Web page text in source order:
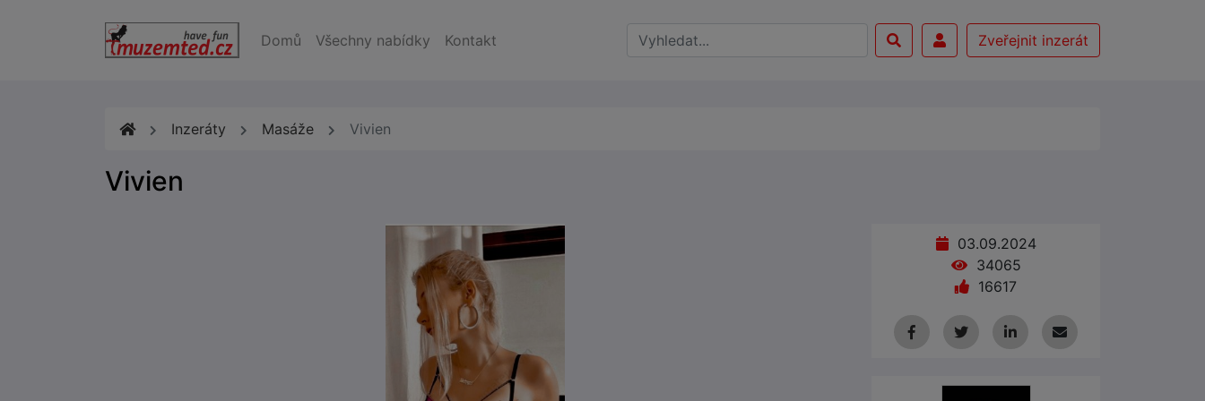
Domů Všechny nabídky Kontakt Zveřejnit inzerát
Inzeráty Masáže Vivien
Vivien
03.09.2024
34065
16617